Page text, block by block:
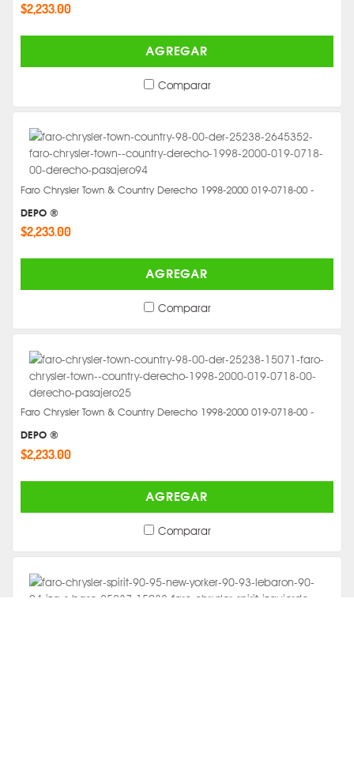
$2,233.00
AGREGAR
Comparar
Faro Chrysler Town & Country Derecho 1998-2000 019-0718-00 -
DEPO ®
$2,233.00
AGREGAR
Comparar
Faro Chrysler Town & Country Derecho 1998-2000 019-0718-00 -
DEPO ®
$2,233.00
AGREGAR
Comparar